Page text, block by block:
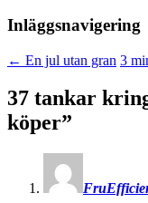
Inläggsnavigering
← En jul utan gran 3
37 tankar
köper”